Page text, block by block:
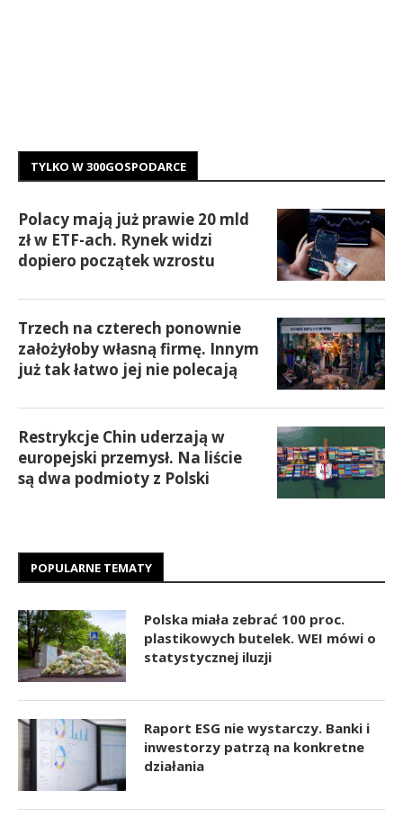
TYLKO W 300GOSPODARCE
Polacy mają już prawie 20 mld
zł w ETF-ach. Rynek widzi
dopiero początek wzrostu
Trzech na czterech ponownie
założyłoby własną firmę. Innym
już tak łatwo jej nie polecają
Restrykcje Chin uderzają w
europejski przemysł. Na liście
są dwa podmioty z Polski
POPULARNE TEMATY
Polska miała zebrać 100 proc.
plastikowych butelek. WEI mówi o
statystycznej iluzji
Raport ESG nie wystarczy. Banki i
inwestorzy patrzą na konkretne
działania